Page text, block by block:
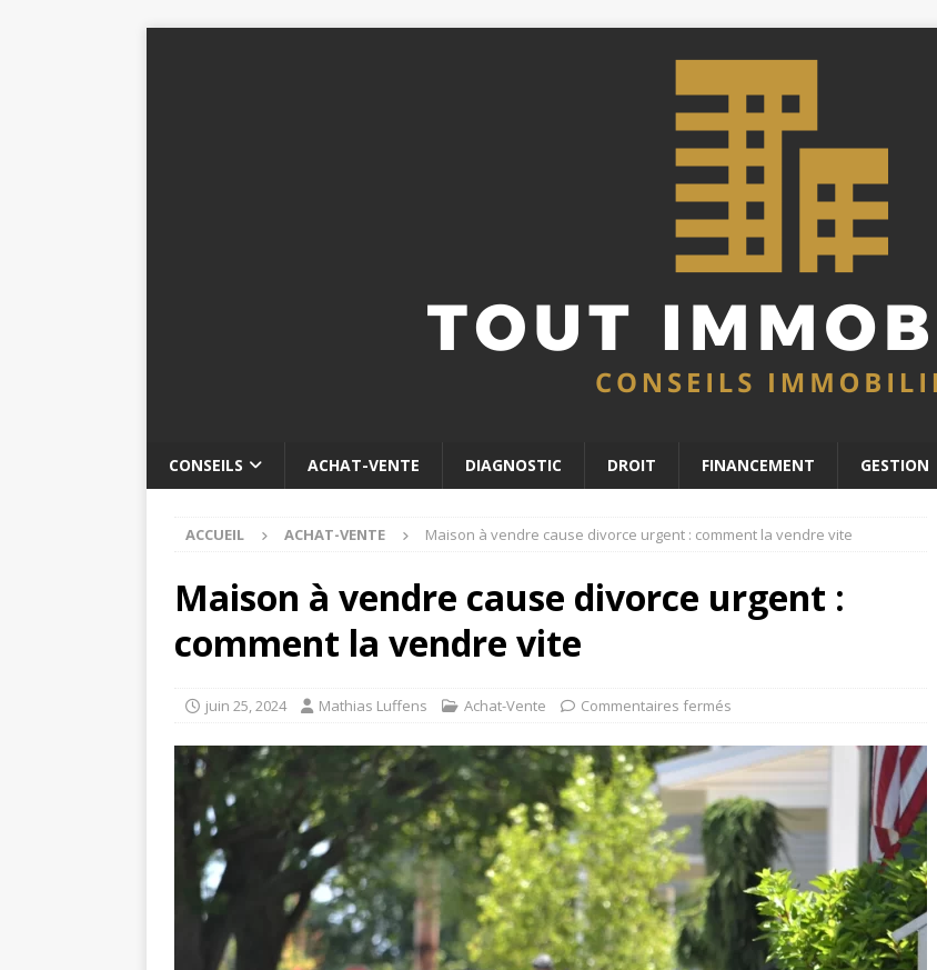
CONSEILS ACHAT-VENTE DIAGNOSTIC DROIT FINANCEMENT GESTION
ACCUEIL ACHAT-VENTE Maison à vendre cause divorce urgent : comment la vendre vite
Maison à vendre cause divorce urgent :
comment la vendre vite
juin 25, 2024 Mathias Luffens Achat-Vente Commentaires fermés